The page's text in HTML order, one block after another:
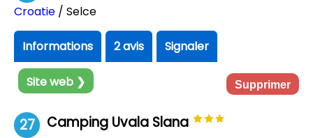
Croatie / Selce
Informations 2 avis Signaler
Site web ❯ Supprimer
27 Camping Uvala Slana